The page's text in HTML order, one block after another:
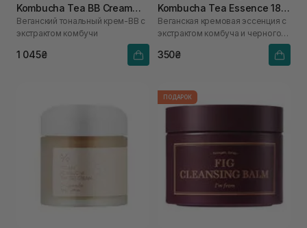
Kombucha Tea BB Cream
Normal 30 мл
Веганский тональный крем-ВВ с
экстрактом комбучи
1 045₴
Kombucha Tea Essence 18
мл
Веганская кремовая эссенция с
экстрактом комбуча и черного
350₴
ПОДАРОК